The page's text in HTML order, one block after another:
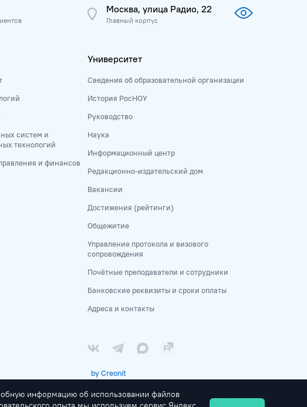
Москва, улица Радио, 22
Главный корпус
систем и
технологий
и финансов
Университет
Сведения об образовательной организации
История РосНОУ
Руководство
Наука
Информационный центр
Редакционно-издательский дом
Вакансии
Достижения (рейтинги)
Общежитие
Управление протокола и визового
сопровождения
Почётные преподаватели и сотрудники
Банковские реквизиты и сроки оплаты
Адреса и контакты
by Creonit
© 1991-2026 Российский новый университет
информацию об использовании файлов